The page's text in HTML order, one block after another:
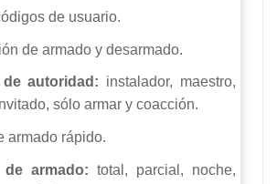
de usuario.
de armado y desarmado.
autoridad: instalador, maestro,
sólo armar y coacción.
armado rápido.
armado: total, parcial, noche,